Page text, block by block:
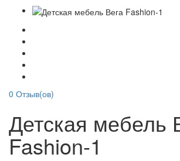
0 Отзыв(ов)
Детская мебель
Fashion-1